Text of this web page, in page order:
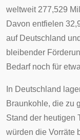
weltweit 277,529
Davon entfielen
auf Deutschland
bleibender
Bedarf noch für
In Deutschland
Braunkohle, die zu
Stand der heutigen
würden die Vorräte